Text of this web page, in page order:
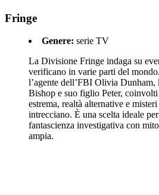
Fringe
Genere: serie TV
La Divisione Fringe indaga su
verificano in varie parti del
l’agente dell’FBI Olivia Dunham,
Bishop e suo figlio Peter,
estrema, realtà alternative e
intrecciano. È una scelta ideale
fantascienza investigativa con
ampia.